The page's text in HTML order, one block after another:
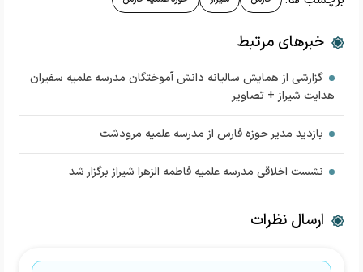
خبرهای مرتبط
گزارشی از همایش سالیانه دانش آموختگان مدرسه علمیه سفیران
هدایت شیراز + تصاویر
بازدید مدیر حوزه فارس از مدرسه علمیه مرودشت
نشست اخلاقی مدرسه علمیه فاطمه الزهرا شیراز برگزار شد
ارسال نظرات